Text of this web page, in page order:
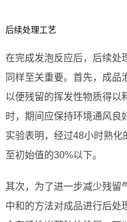
后续处理工艺
在完成发泡反应后，后续处
同样至关重要。首先，成品
以便残留的挥发性物质得以
时，期间应保持环境通风良
实验表明，经过48小时熟
至初始值的30%以下。
其次，为了进一步减少残留
中和的方法对成品进行后处